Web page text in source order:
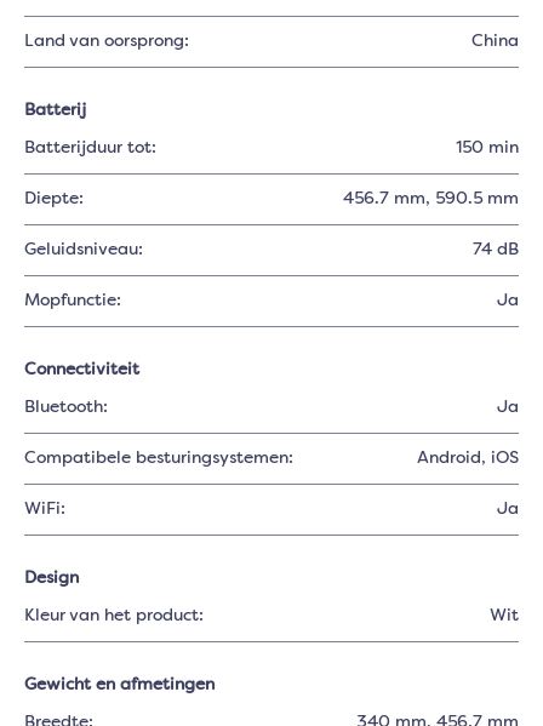
Land van oorsprong: China
Batterij
Batterijduur tot: 150 min
Diepte: 456.7 mm, 590.5 mm
Geluidsniveau: 74 dB
Mopfunctie: Ja
Connectiviteit
Bluetooth: Ja
Compatibele besturingsystemen: Android , iOS
WiFi: Ja
Design
Kleur van het product: Wit
Gewicht en afmetingen
Breedte: 340 mm, 456.7 mm